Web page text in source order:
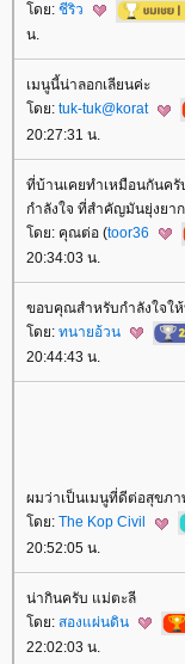
ดย: ชีริว
น.
เมนูนี้น่าลอกเลียนค่ะ
ดย: tuk-tuk@korat
20:27:31 น.
ที่บ้านเคยทำเหมือนกันค
กำลังใจ ที่สำคัญมันยุ่งยา
ดย: คุณต่อ (toor36
20:34:03 น.
ขอบคุณสำหรับกำลังใจใ
ดย: ทนายอ้วน
20:44:43 น.
ผมว่าเป็นเมนูที่ดีต่อสุขภา
ดย: The Kop Civil
20:52:05 น.
น่ากินครับ แม่ตะลี
ดย: สองแผ่นดิน
22:02:03 น.